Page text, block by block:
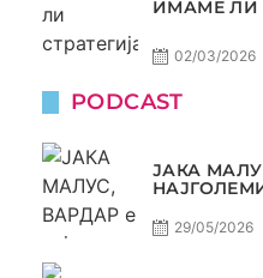
ИМАМЕ ЛИ
02/03/2026
PODCAST
ЈАКА
29/05/2026